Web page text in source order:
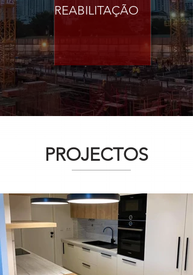
REABILITAÇÃO
PROJECTOS